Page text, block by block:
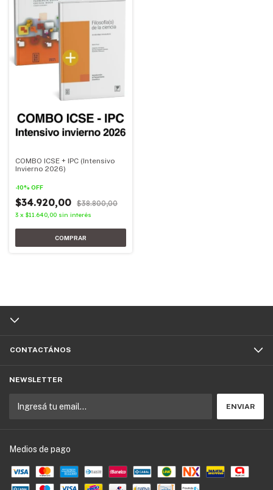
COMBO ICSE + IPC (Intensivo
Invierno 2026)
-10% OFF
$34.920,00 $38.800,00
3 x $11.640,00 sin interés
CONTACTÁNOS
NEWSLETTER
Medios de pago